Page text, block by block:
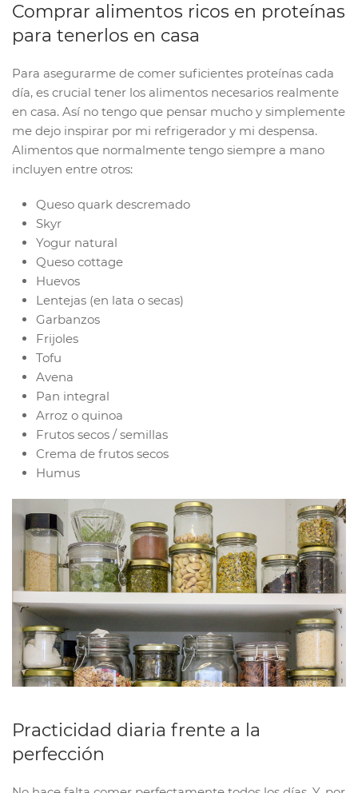
Comprar alimentos ricos en proteínas
para tenerlos en casa
Para asegurarme de comer suficientes proteínas cada
día, es crucial tener los alimentos necesarios realmente
en casa. Así no tengo que pensar mucho y simplemente
me dejo inspirar por mi refrigerador y mi despensa.
Alimentos que normalmente tengo siempre a mano
incluyen entre otros:
Queso quark descremado
Skyr
Yogur natural
Queso cottage
Huevos
Lentejas (en lata o secas)
Garbanzos
Frijoles
Tofu
Avena
Pan integral
Arroz o quinoa
Frutos secos / semillas
Crema de frutos secos
Humus
Practicidad diaria frente a la
perfección